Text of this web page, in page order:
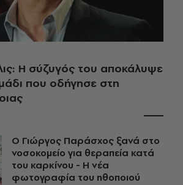
Η σύζυγός του αποκάλυψε
που οδήγησε στη
O Γιώργος Παράσχος ξανά στο
νοσοκομείο για θεραπεία κατά
του καρκίνου - Η νέα
φωτογραφία του ηθοποιού